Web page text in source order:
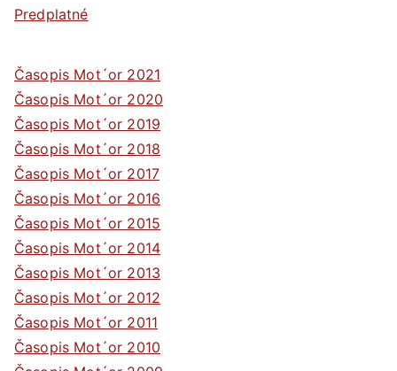
Predplatné
Časopis Mot´or 2021
Časopis Mot´or 2020
Časopis Mot´or 2019
Časopis Mot´or 2018
Časopis Mot´or 2017
Časopis Mot´or 2016
Časopis Mot´or 2015
Časopis Mot´or 2014
Časopis Mot´or 2013
Časopis Mot´or 2012
Časopis Mot´or 2011
Časopis Mot´or 2010